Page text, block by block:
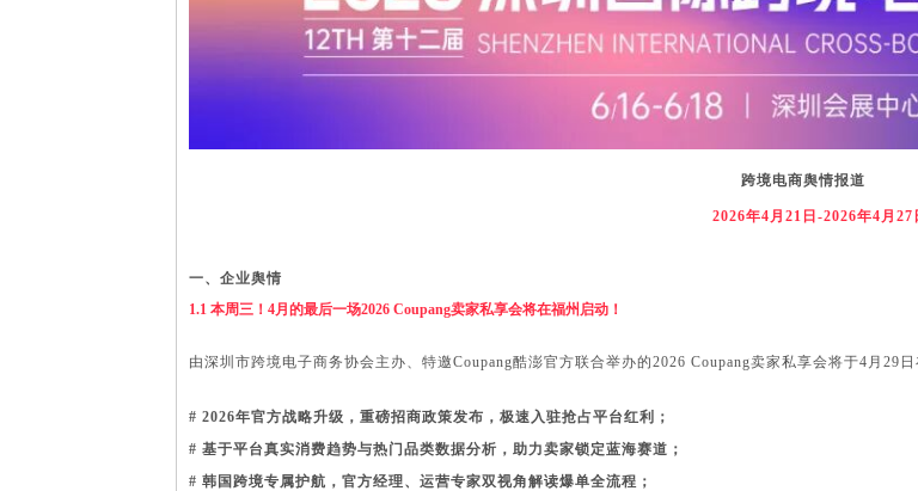
跨境电商舆情报道
2026年4月21日-2026年4月27
一、企业舆情
1.1 本周三！4月的最后一场2026 Coupang卖家私享会将在福州启动！
由深圳市跨境电子商务协会主办、特邀Coupang酷澎官方联合举办的2026 Coupang卖家私享会将于4月29
# 2026年官方战略升级，重磅招商政策发布，极速入驻抢占平台红利；
# 基于平台真实消费趋势与热门品类数据分析，助力卖家锁定蓝海赛道；
# 韩国跨境专属护航，官方经理、运营专家双视角解读爆单全流程；